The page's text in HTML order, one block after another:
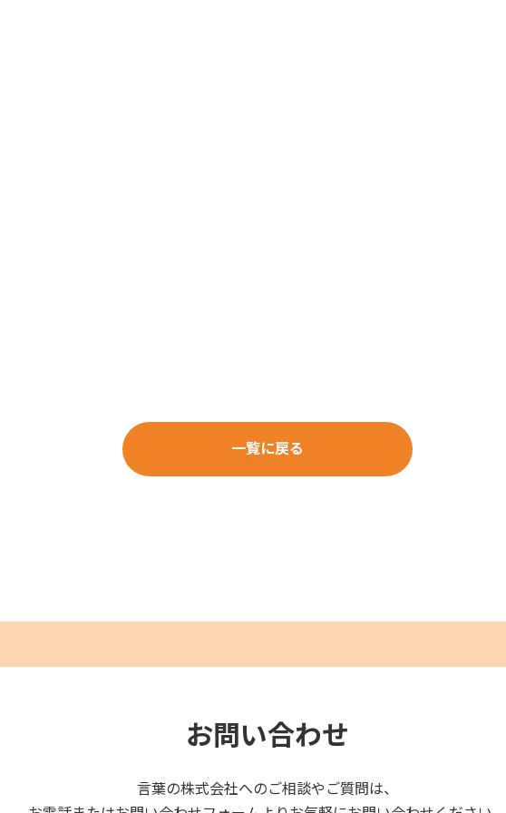
一覧に戻る
お問い合わせ
言葉の株式会社へのご相談やご質問は、